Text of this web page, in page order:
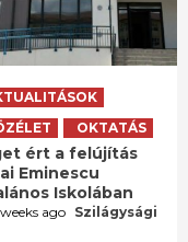
OKTATÁS
ért a felújítás
Eminescu
Iskolában
ago Szilágysági